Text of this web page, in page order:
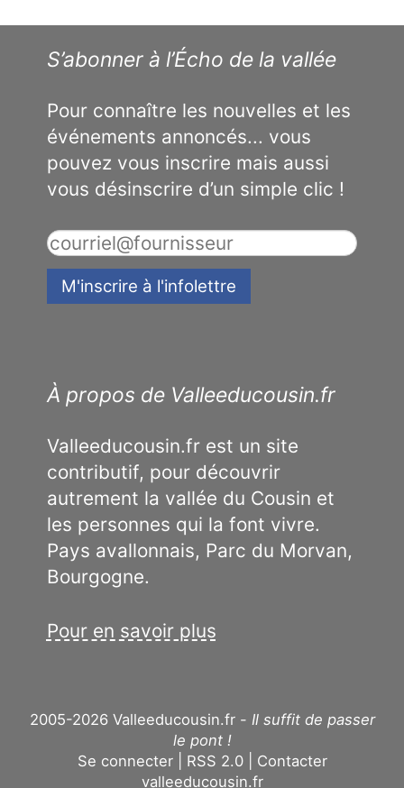
S’abonner à l’Écho de la vallée
Pour connaître les nouvelles et les
événements annoncés... vous
pouvez vous inscrire mais aussi
vous désinscrire d’un simple clic !
À propos de Valleeducousin.fr
Valleeducousin.fr est un site
contributif, pour découvrir
autrement la vallée du Cousin et
les personnes qui la font vivre.
Pays avallonnais, Parc du Morvan,
Bourgogne.
Pour en savoir plus
2005-2026 Valleeducousin.fr - Il suffit de passer
le pont !
Se connecter
RSS 2.0
Contacter
valleeducousin.fr